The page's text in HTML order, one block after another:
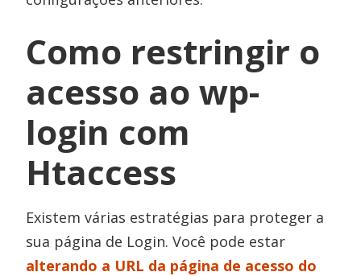
Como restringir o
acesso ao wp-
login com
Htaccess
Existem várias estratégias para proteger a
sua página de Login. Você pode estar
alterando a URL da página de acesso do